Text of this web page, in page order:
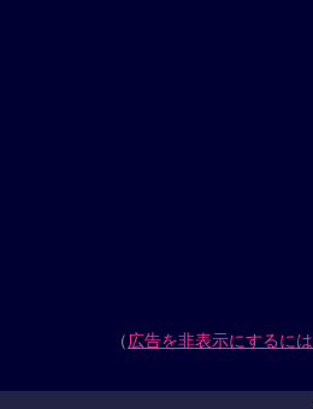
（広告を非表示にするには